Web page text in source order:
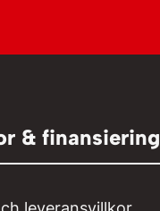
& finansiering